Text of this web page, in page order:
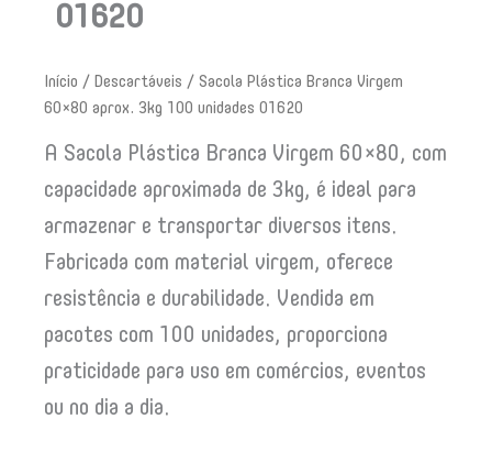
01620
Início / Descartáveis / Sacola Plástica Branca Virgem
60×80 aprox. 3kg 100 unidades 01620
A Sacola Plástica Branca Virgem 60×80, com
capacidade aproximada de 3kg, é ideal para
armazenar e transportar diversos itens.
Fabricada com material virgem, oferece
resistência e durabilidade. Vendida em
pacotes com 100 unidades, proporciona
praticidade para uso em comércios, eventos
ou no dia a dia.